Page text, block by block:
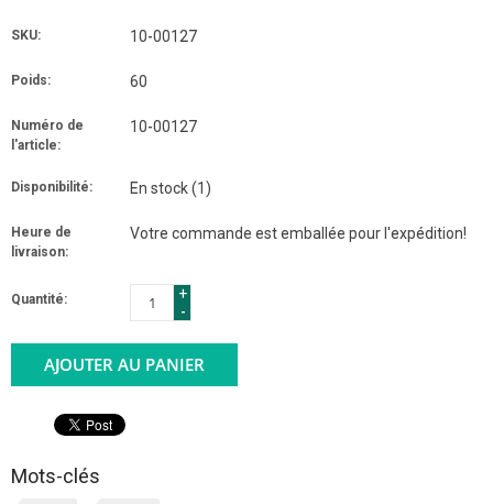
SKU: 10-00127
Poids: 60
Numéro de
l'article:
10-00127
Disponibilité: En stock(1)
Heure de
livraison:
Votre commande est emballée pour l'expédition!
Quantité:
+
-
AJOUTER AU PANIER
Mots-clés